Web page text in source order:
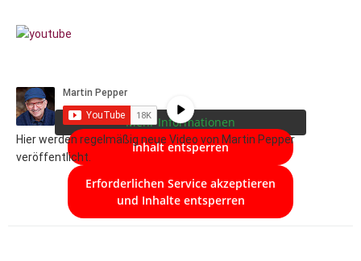
Sie sehen gerade einen Platzhalterinhalt
dass dabei Daten an Drittanbieter
weitergegeben werden.
Mehr Informationen
Inhalt entsperren
Erforderlichen Service akzeptieren
und Inhalte entsperren
Hier werden regelmäßig neue Video von Martin Pepper
veröffentlicht.